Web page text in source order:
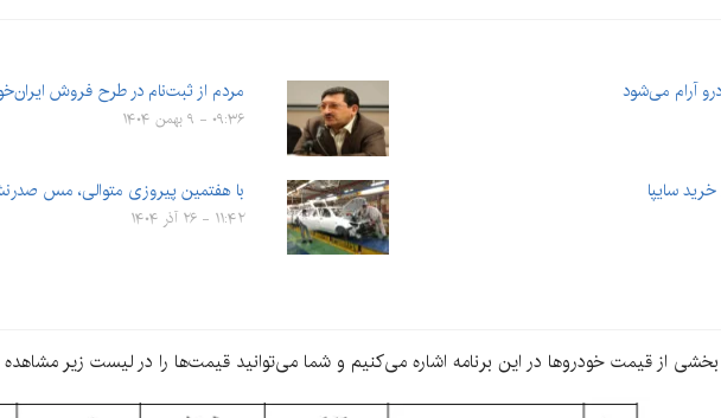
آرام می‌شود مردم از ثبت‌نام در طرح فروش
۰۹:۳۶ - ۹ بهمن ۱۴۰۴
سایپا با هفتمین پیروزی متوالی، مس
۱۱:۴۲ - ۲۶ آذر ۱۴۰۴
بخشی از قیمت خودروها در این برنامه اشاره می‌کنیم و شما می‌توانید قیمت‌ها را در لیست زیر مشاهده